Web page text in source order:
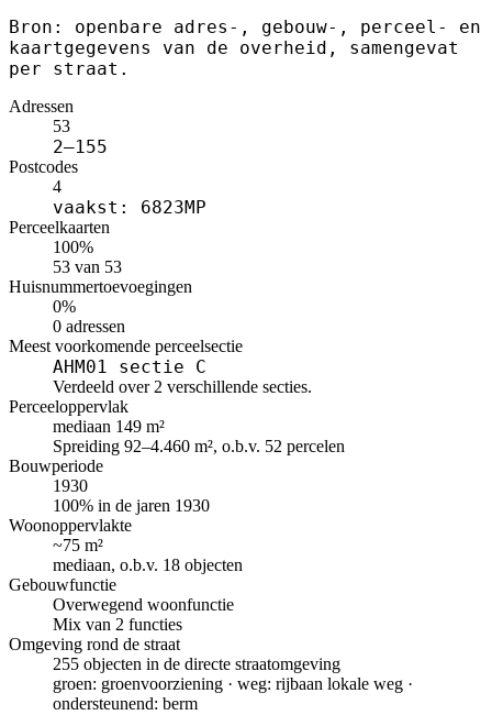
Bron: openbare adres-, gebouw-, perceel- en
kaartgegevens van de overheid, samengevat
per straat.
Adressen
53
2–155
Postcodes
4
vaakst: 6823MP
Perceelkaarten
100%
53 van 53
Huisnummertoevoegingen
0%
0 adressen
Meest voorkomende perceelsectie
AHM01 sectie C
Verdeeld over 2 verschillende secties.
Perceeloppervlak
mediaan 149 m²
Spreiding 92–4.460 m², o.b.v. 52 percelen
Bouwperiode
1930
100% in de jaren 1930
Woonoppervlakte
~75 m²
mediaan, o.b.v. 18 objecten
Gebouwfunctie
Overwegend woonfunctie
Mix van 2 functies
Omgeving rond de straat
255 objecten in de directe straatomgeving
groen: groenvoorziening · weg: rijbaan lokale weg ·
ondersteunend: berm